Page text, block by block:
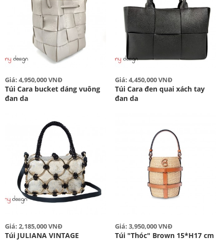
Giá: 4,950,000 VNĐ
Túi Cara bucket dáng vuông
đan da
Giá: 4,450,000 VNĐ
Túi Cara đen quai xách tay
đan da
Giá: 2,185,000 VNĐ
Túi JULIANA VINTAGE
Giá: 3,950,000 VNĐ
Túi "Thóc" Brown 15*H17 cm